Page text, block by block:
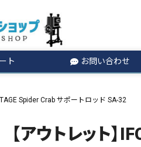
ト お問い合わせ
検索
Spider Crab サポートロッド SA-32
【アウトレット】